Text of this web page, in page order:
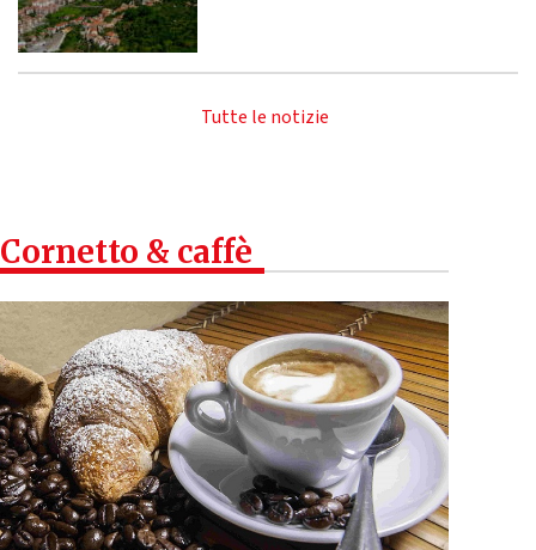
Tutte le notizie
Cornetto & caffè